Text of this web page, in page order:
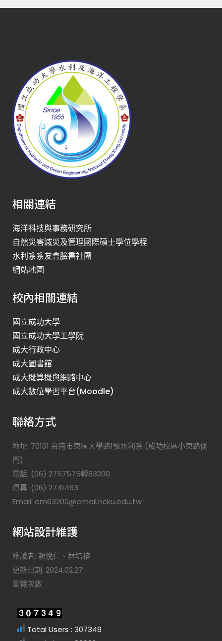
相關連結
海洋科技與事務研究所
自然災害減災及管理國際碩士學位學程
水利系系友會臉書社團
網站地圖
校內相關連結
國立成功大學
國立成功大學工學院
成大行政中心
成大圖書館
成大機算機與網路中心
成大數位學習平台(Moodle)
聯絡方式
地址: 70101 台南市東區大學路1號水利系 (成功校區小東路側
門)
電話: (06) 2757575轉63200
傳真: (06) 2741463
Email: em63200@email.ncku.edu.tw
網站設計維護
維護者: 賴悅仁、林培榕
更新日期: 2024.02.27
瀏覽次數:
Total Users : 307349